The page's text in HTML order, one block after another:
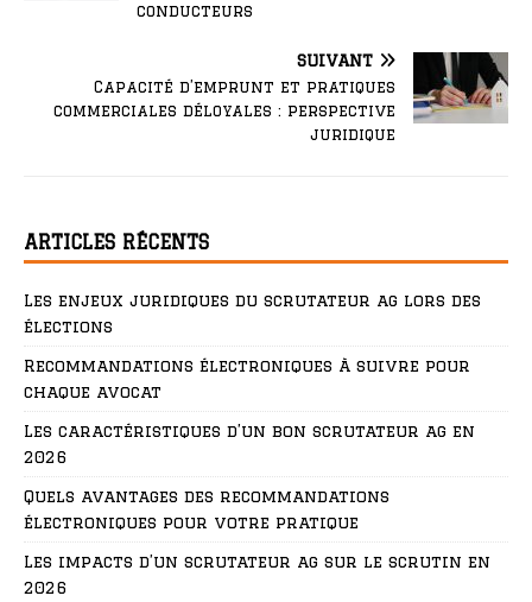
conducteurs
SUIVANT
Capacité d’emprunt et pratiques
commerciales déloyales : perspective
juridique
ARTICLES RÉCENTS
Les enjeux juridiques du scrutateur ag lors des
élections
Recommandations électroniques à suivre pour
chaque avocat
Les caractéristiques d’un bon scrutateur ag en
2026
Quels avantages des recommandations
électroniques pour votre pratique
Les impacts d’un scrutateur ag sur le scrutin en
2026